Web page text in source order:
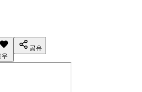
우
공유